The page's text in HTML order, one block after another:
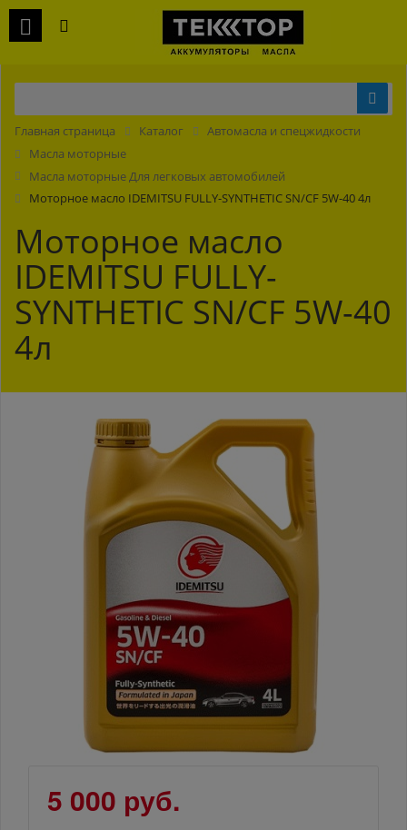
Главная страница Каталог
Автомасла и спецжидкости
Масла моторные
Масла моторные Для легковых автомобилей
Моторное масло IDEMITSU FULLY-SYNTHETIC SN/CF 5W-40 4л
Моторное масло
IDEMITSU FULLY-
SYNTHETIC SN/CF 5W-40
4л
5 000 руб.